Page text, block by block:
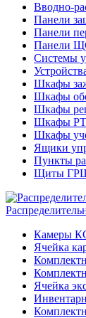
Вводно-
Панели
Панели
Панели
Системы
Шкафы
Шкафы
Шкафы
Шкафы
Шкафы
Ящики
Пункты
Щиты
Камеры
Ячейка
Ячейка